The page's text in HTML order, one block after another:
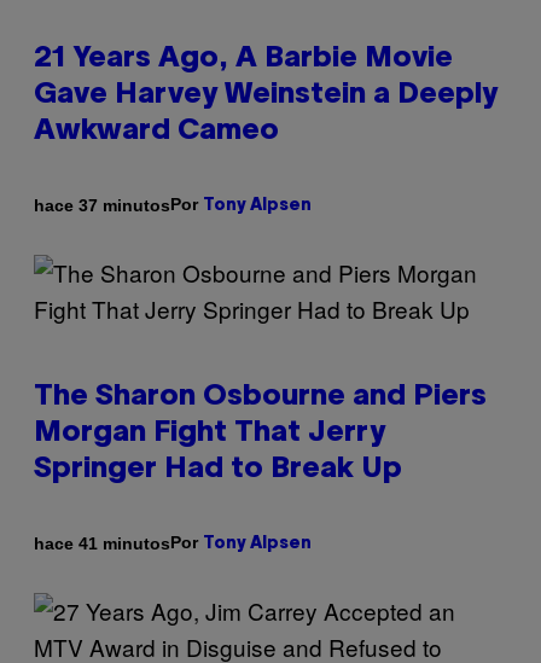
21 Years Ago, A Barbie Movie
Gave Harvey Weinstein a Deeply
Awkward Cameo
hace 37 minutosPor Tony Alpsen
The Sharon Osbourne and Piers
Morgan Fight That Jerry
Springer Had to Break Up
hace 41 minutosPor Tony Alpsen